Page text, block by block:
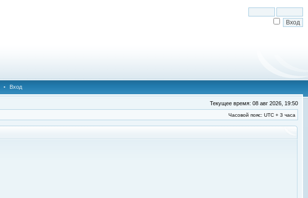
• Вход
Текущее время: 08 авг 2026, 19:50
Часовой пояс: UTC + 3 часа